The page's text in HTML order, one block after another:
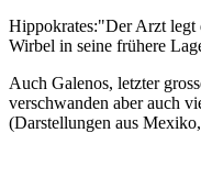
Hippokrates:"Der Arzt legt
Wirbel in seine frühere
Auch Galenos, letzter
verschwanden aber auch
(Darstellungen aus